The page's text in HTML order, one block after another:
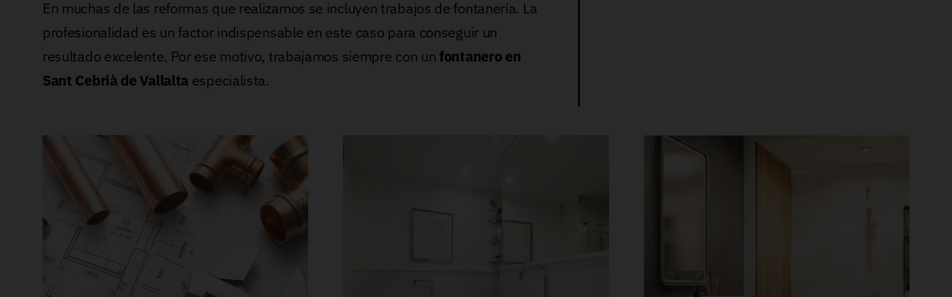
En muchas de las reformas que realizamos se incluyen trabajos de fontanería. La
profesionalidad es un factor indispensable en este caso para conseguir un
resultado excelente. Por ese motivo, trabajamos siempre con unfontanero en
Sant Cebrià de Vallalta especialista.